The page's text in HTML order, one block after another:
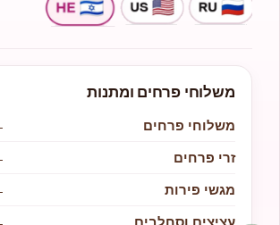
משלוחי פרחים ומתנות
משלוחי פרחים
זרי פרחים
מגשי פירות